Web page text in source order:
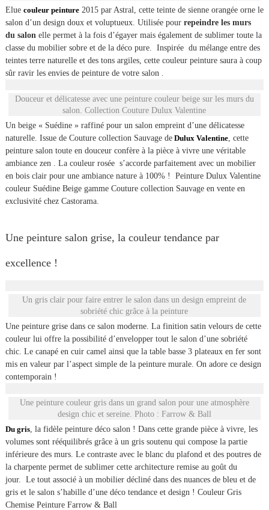
Elue couleur peinture2015 par Astral, cette teinte de sienne orangée orne le
salon d’un design doux et voluptueux. Utilisée pour repeindre les murs
du salon elle permet à la fois d’égayer mais également de sublimer toute la
classe du mobilier sobre et de la déco pure. Inspirée du mélange entre des
teintes terre naturelle et des tons argiles, cette couleur peinture saura à coup
sûr ravir les envies de peinture de votre salon .
Douceur et délicatesse avec une peinture couleur beige sur les murs du
salon. Collection Couture Dulux Valentine
Un beige « Suédine » raffiné pour un salon empreint d’une délicatesse
naturelle. Issue de Couture collection Sauvage de Dulux Valentine, cette
peinture salon toute en douceur confère à la pièce à vivre une véritable
ambiance zen . La couleur rosée s’accorde parfaitement avec un mobilier
en bois clair pour une ambiance nature à 100% ! Peinture Dulux Valentine
couleur Suédine Beige gamme Couture collection Sauvage en vente en
exclusivité chez Castorama.
Une peinture salon grise, la couleur tendance par
excellence !
Un gris clair pour faire entrer le salon dans un design empreint de
sobriété chic grâce à la peinture
Une peinture grise dans ce salon moderne. La finition satin velours de cette
couleur lui offre la possibilité d’envelopper tout le salon d’une sobriété
chic. Le canapé en cuir camel ainsi que la table basse 3 plateaux en fer sont
mis en valeur par l’aspect simple de la peinture murale. On adore ce design
contemporain !
Une peinture couleur gris dans un grand salon pour une atmosphère
design chic et sereine. Photo : Farrow & Ball
Du gris, la fidèle peinture déco salon ! Dans cette grande pièce à vivre, les
volumes sont rééquilibrés grâce à un gris soutenu qui compose la partie
inférieure des murs. Le contraste avec le blanc du plafond et des poutres de
la charpente permet de sublimer cette architecture remise au goût du
jour. Le tout associé à un mobilier décliné dans des nuances de bleu et de
gris et le salon s’habille d’une déco tendance et design ! Couleur Gris
Chemise Peinture Farrow & Ball